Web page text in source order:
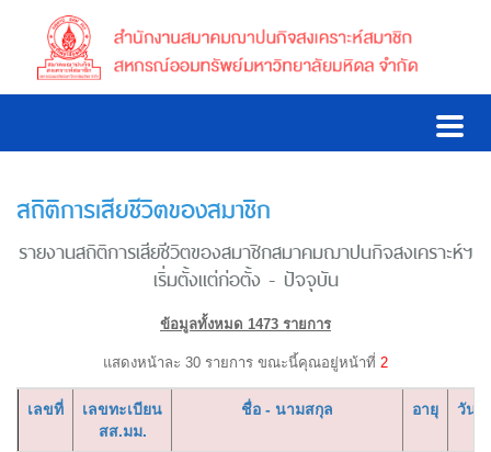
สถิติการเสียชีวิตของสมาชิก
รายงานสถิติการเสียชีวิตของสมาชิกสมาคมฌาปนกิจสงเคราะห์ฯ
เริ่มตั้งแต่ก่อตั้ง - ปัจจุบัน
ข้อมูลทั้งหมด 1473 รายการ
แสดงหน้าละ 30 รายการ ขณะนี้คุณอยู่หน้าที่ 2
เลขที่
เลขทะเบียน
สส.มม.
ชื่อ - นามสกุล อายุ วันที่